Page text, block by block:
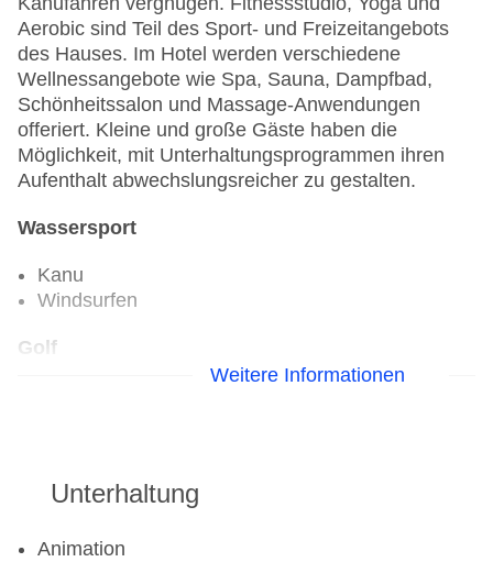
Aerobic sind Teil des Sport- und Freizeitangebots
des Hauses. Im Hotel werden verschiedene
Wellnessangebote wie Spa, Sauna, Dampfbad,
Schönheitssalon und Massage-Anwendungen
offeriert. Kleine und große Gäste haben die
Möglichkeit, mit Unterhaltungsprogrammen ihren
Aufenthalt abwechslungsreicher zu gestalten.
Wassersport
Kanu
Windsurfen
Golf
Weitere Informationen
Unterhaltung
Animation